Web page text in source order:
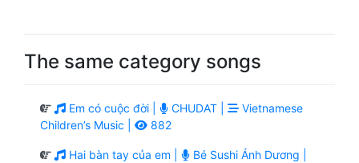
The same category songs
Em có cuộc đời | CHUDAT |
Vietnamese
Children’s Music |
882
Hai bàn tay của em |
Bé Sushi Ánh Dương |